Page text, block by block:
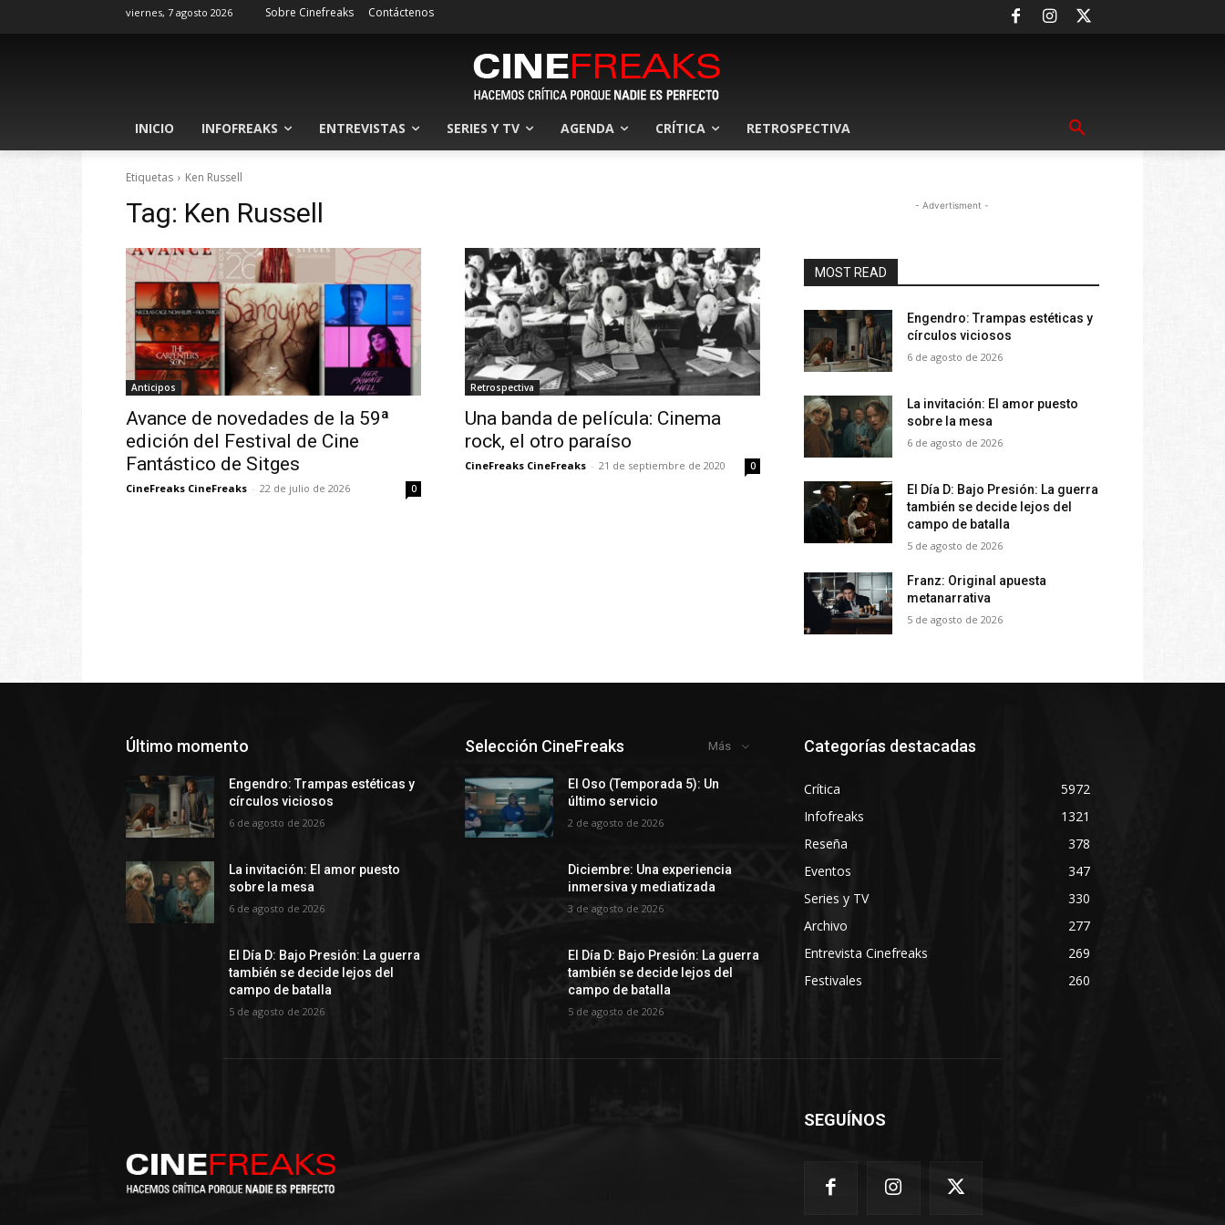
viernes, 7 agosto 2026 Sobre Cinefreaks Contáctenos
INICIO INFOFREAKS ENTREVISTAS SERIES Y TV AGENDA CRÍTICA RETROSPECTIVA
Etiquetas Ken Russell
Tag: Ken Russell
Anticipos
Avance de novedades de la 59ª
edición del Festival de Cine
Fantástico de Sitges
CineFreaks CineFreaks - 22 de julio de 2026 0
Retrospectiva
Una banda de película: Cinema
rock, el otro paraíso
CineFreaks CineFreaks - 21 de septiembre de 2020 0
- Advertisment -
MOST READ
Engendro: Trampas estéticas y
círculos viciosos
6 de agosto de 2026
La invitación: El amor puesto
sobre la mesa
6 de agosto de 2026
El Día D: Bajo Presión: La guerra
también se decide lejos del
campo de batalla
5 de agosto de 2026
Franz: Original apuesta
metanarrativa
5 de agosto de 2026
Último momento
Engendro: Trampas estéticas y
círculos viciosos
6 de agosto de 2026
La invitación: El amor puesto
sobre la mesa
6 de agosto de 2026
El Día D: Bajo Presión: La guerra
también se decide lejos del
campo de batalla
5 de agosto de 2026
Selección CineFreaks Más
El Oso (Temporada 5): Un
último servicio
2 de agosto de 2026
Diciembre: Una experiencia
inmersiva y mediatizada
3 de agosto de 2026
El Día D: Bajo Presión: La guerra
también se decide lejos del
campo de batalla
5 de agosto de 2026
Categorías destacadas
Crítica
5972
Infofreaks
1321
Reseña
378
Eventos
347
Series y TV
330
Archivo
277
Entrevista Cinefreaks
269
Festivales
260
SEGUÍNOS